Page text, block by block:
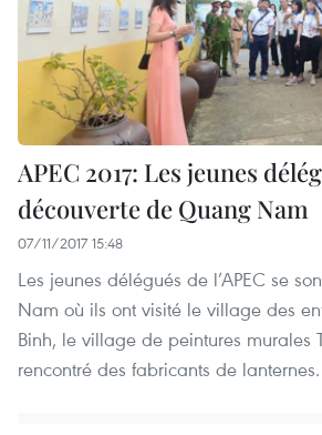
APEC 2017: Les jeunes
découverte de Quang Nam
07/11/2017 15:48
Les jeunes délégués de l’APEC se
Nam où ils ont visité le village des
Binh, le village de peintures murales
rencontré des fabricants de lanternes.